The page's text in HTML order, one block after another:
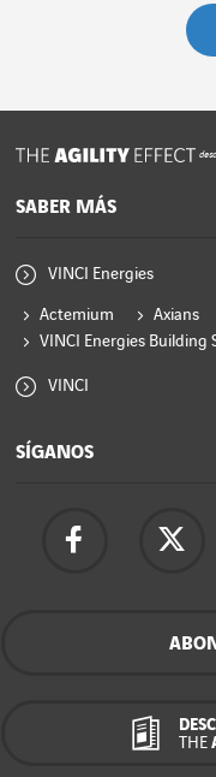
SABER MÁS
VINCI Energies
Actemium Axians
VINCI Energies Building
VINCI
SÍGANOS
THE